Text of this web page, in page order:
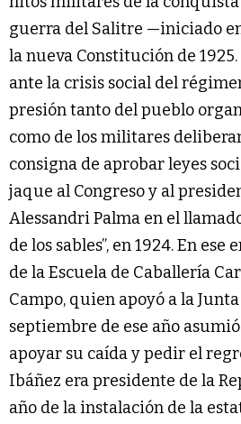
guerra del Salitre —iniciado
la nueva Constitución de
ante la crisis social del
presión tanto del pueblo
como de los militares
consigna de aprobar leyes
jaque al Congreso y al
Alessandri Palma en el
de los sables”, en 1924. En
de la Escuela de Caballería
Campo, quien apoyó a la
septiembre de ese año
apoyar su caída y pedir el
Ibáñez era presidente de la
año de la instalación de la